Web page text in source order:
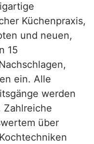
Küchenpraxis,
und neuen,
15
ein. Alle
werden
über